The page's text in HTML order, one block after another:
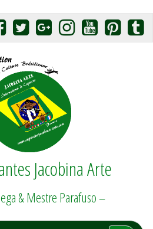
Jacobina Arte
& Mestre Parafuso –